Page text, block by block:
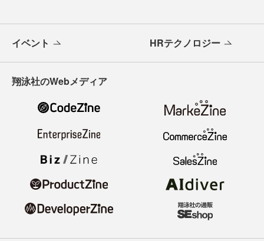
イベント HRテクノロジー
翔泳社のWebメディア